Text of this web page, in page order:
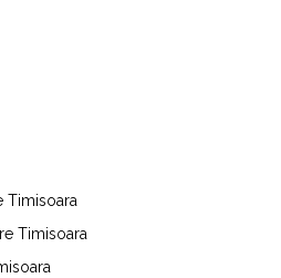
Timisoara
Timisoara